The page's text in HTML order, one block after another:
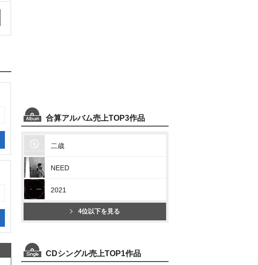
合算アルバム売上TOP3作品
二歳
NEED
2021
4位以下を見る
CDシングル売上TOP1作品